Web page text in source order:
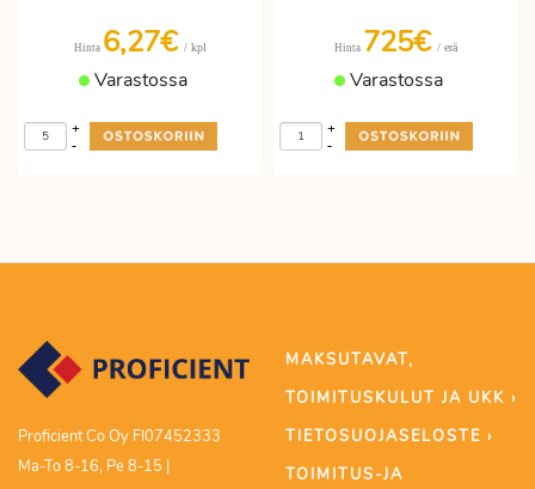
Hinta 6,27€ / kpl
Varastossa
-
+
Hinta 725€ / erä
Varastossa
-
+
Proficient Co Oy FI07452333
Ma-To 8-16, Pe 8-15 |
MAKSUTAVAT,
TOIMITUSKULUT JA UKK ›
TIETOSUOJASELOSTE ›
TOIMITUS-JA